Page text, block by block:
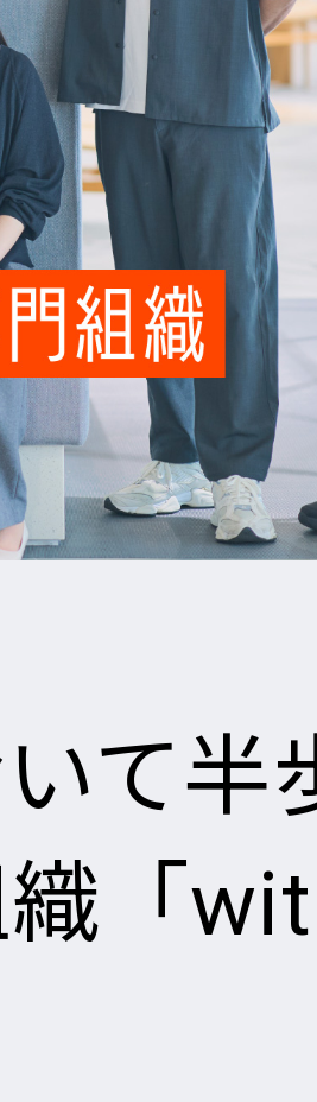
て半
「